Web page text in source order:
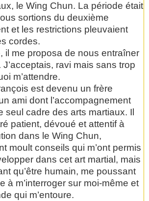
le Wing Chun. La période était
sortions du deuxième
et les restrictions pleuvaient
cordes.
il me proposa de nous entraîner
ravi mais sans trop
m’attendre.
est devenu un frère
ami dont l’accompagnement
seul cadre des arts martiaux. Il
patient, dévoué et attentif à
dans le Wing Chun,
moult conseils qui m’ont permis
dans cet art martial, mais
qu’être humain, me poussant
à m’interroger sur moi-même et
qui m’entoure.